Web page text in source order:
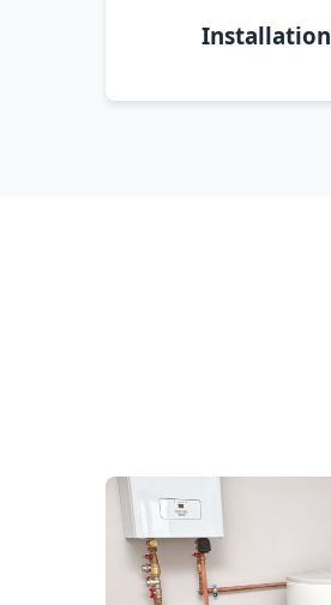
Installation